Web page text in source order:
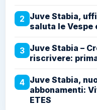
2 Juve Stabia,
saluta le Vespe
3 Juve Stabia –
riscrivere:
4 Juve Stabia,
abbonamenti:
ETES